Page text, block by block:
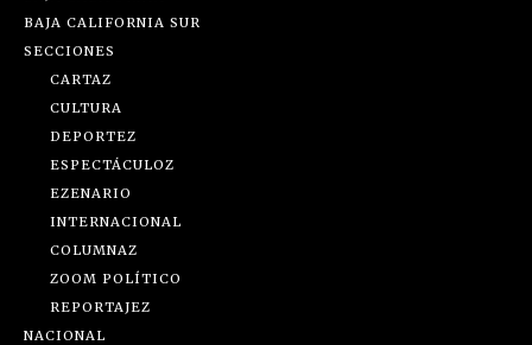
BAJA CALIFORNIA SUR
SECCIONES
CARTAZ
CULTURA
DEPORTEZ
ESPECTÁCULOZ
EZENARIO
INTERNACIONAL
COLUMNAZ
ZOOM POLÍTICO
REPORTAJEZ
NACIONAL